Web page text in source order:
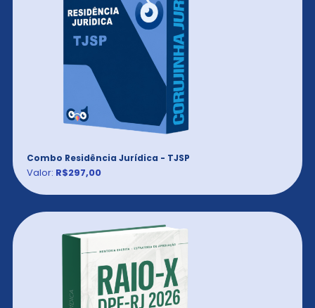
Combo Residência Jurídica - TJSP
Valor: R$297,00